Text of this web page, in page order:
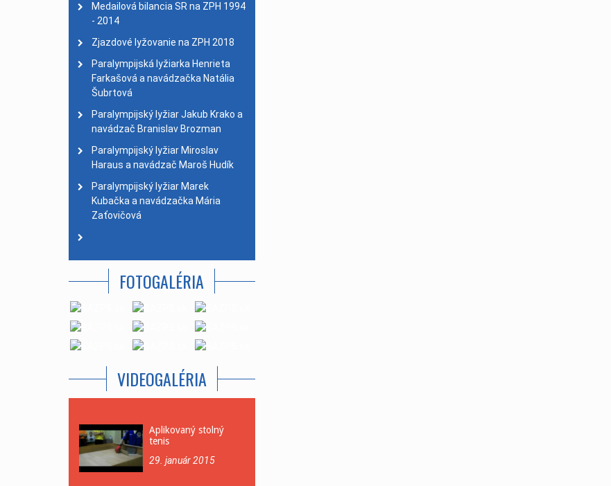
Medailová bilancia SR na ZPH 1994
- 2014
Zjazdové lyžovanie na ZPH 2018
Paralympijská lyžiarka Henrieta
Farkašová a navádzačka Natália
Šubrtová
Paralympijský lyžiar Jakub Krako a
navádzač Branislav Brozman
Paralympijský lyžiar Miroslav
Haraus a navádzač Maroš Hudík
Paralympijský lyžiar Marek
Kubačka a navádzačka Mária
Zaťovičová
FOTOGALÉRIA
VIDEOGALÉRIA
Aplikovaný stolný
tenis
29. január 2015